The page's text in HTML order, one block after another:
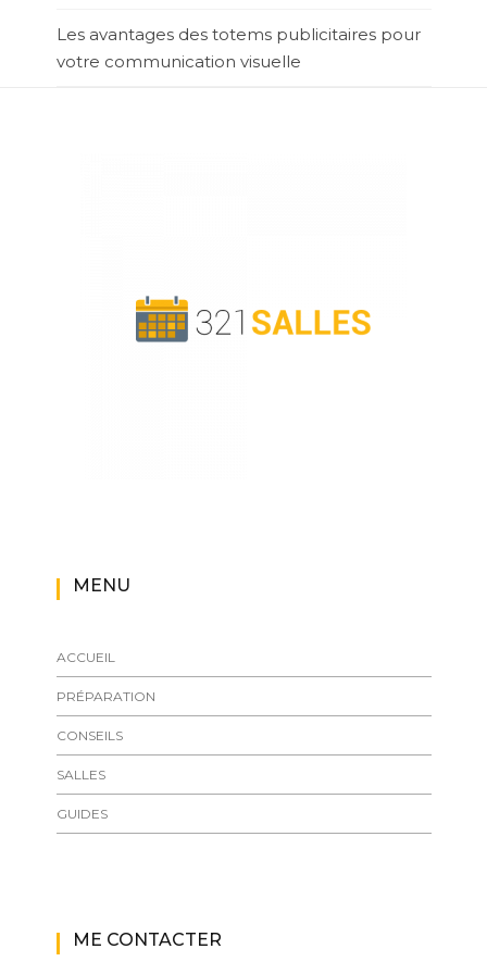
Les avantages des totems publicitaires pour
votre communication visuelle
MENU
ACCUEIL
PRÉPARATION
CONSEILS
SALLES
GUIDES
ME CONTACTER